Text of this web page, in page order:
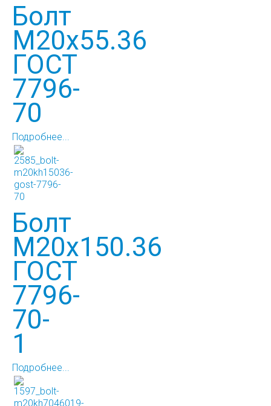
Болт
М20х55.36
ГОСТ
7796-
70
Подробнее...
Болт
М20х150.36
ГОСТ
7796-
70-
1
Подробнее...